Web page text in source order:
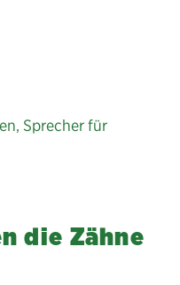
Sprecher für
die Zähne